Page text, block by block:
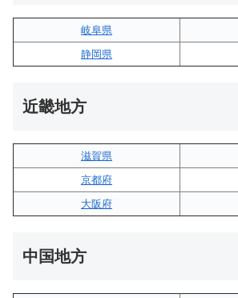
岐阜県
静岡県
近畿地方
滋賀県
京都府
大阪府
中国地方